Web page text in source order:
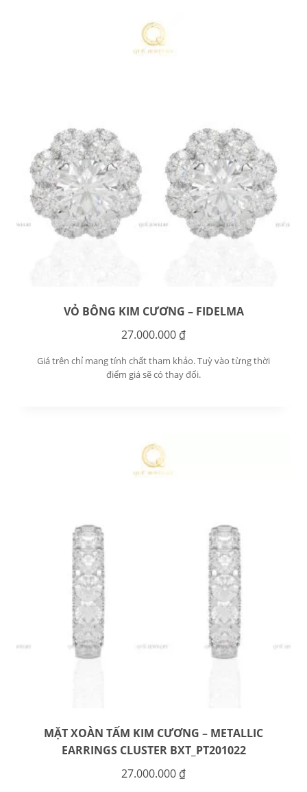
VỎ BÔNG KIM CƯƠNG – FIDELMA
27.000.000 ₫
Giá trên chỉ mang tính chất tham khảo. Tuỳ vào từng thời
điểm giá sẽ có thay đổi.
MẶT XOÀN TẤM KIM CƯƠNG – METALLIC
EARRINGS CLUSTER BXT_PT201022
27.000.000 ₫